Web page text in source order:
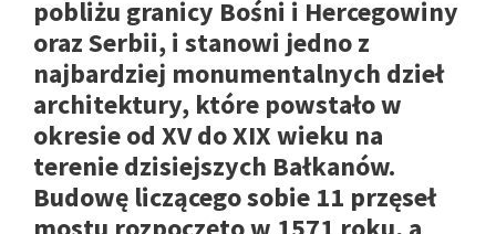
pobliżu granicy Bośni i Hercegowiny
oraz Serbii, i stanowi jedno z
najbardziej monumentalnych dzieł
architektury, które powstało w
okresie od XV do XIX wieku na
terenie dzisiejszych Bałkanów.
Budowę liczącego sobie 11 przęseł